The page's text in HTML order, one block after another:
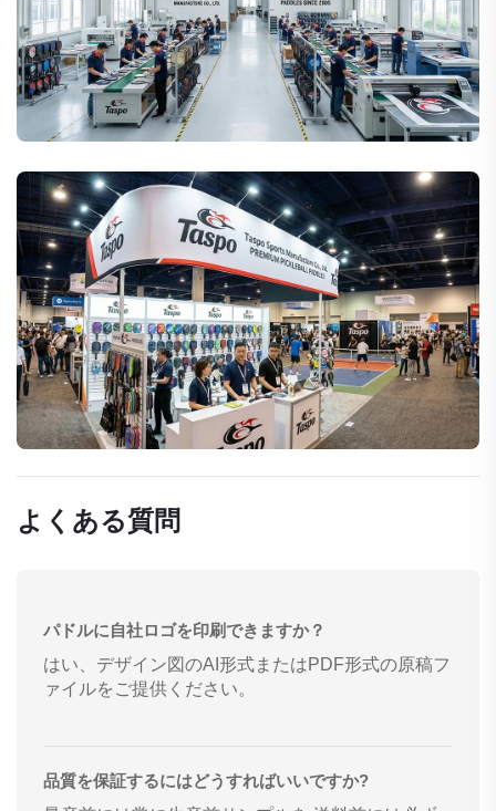
よくある質問
パドルに自社ロゴを印刷できますか？
はい、デザイン図のAI形式またはPDF形式の原稿フ
ァイルをご提供ください。
品質を保証するにはどうすればいいですか?